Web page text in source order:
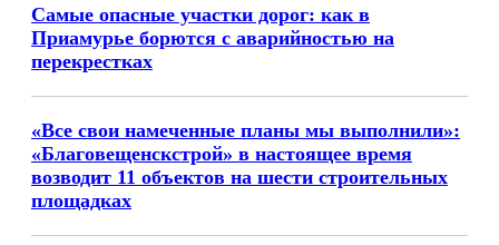
Самые опасные участки дорог: как в
Приамурье борются с аварийностью на
перекрестках
«Все свои намеченные планы мы выполнили»:
«Благовещенскстрой» в настоящее время
возводит 11 объектов на шести строительных
площадках